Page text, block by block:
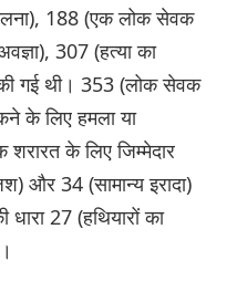
188 (एक लोक सेवक
307 (हत्या का
गई थी। 353 (लोक सेवक
के लिए हमला या
के लिए जिम्मेदार
और 34 (सामान्य इरादा)
27 (हथियारों का